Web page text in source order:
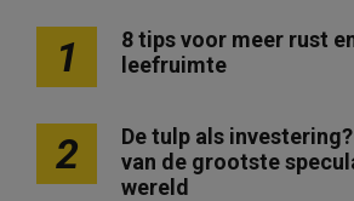
1
8 tips voor meer rust
leefruimte
2
De tulp als
van de grootste
wereld